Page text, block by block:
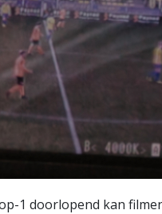
1 doorlopend kan